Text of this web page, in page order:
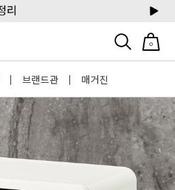
0
| 브랜드관 | 매거진